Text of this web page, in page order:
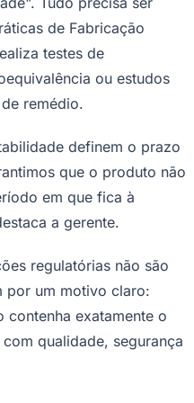
a
usar o produto.
Teuto, uma das
da América Latina,
que a produção de
linha de montagem,
dos materiais
do produto em si,
— uma espécie de